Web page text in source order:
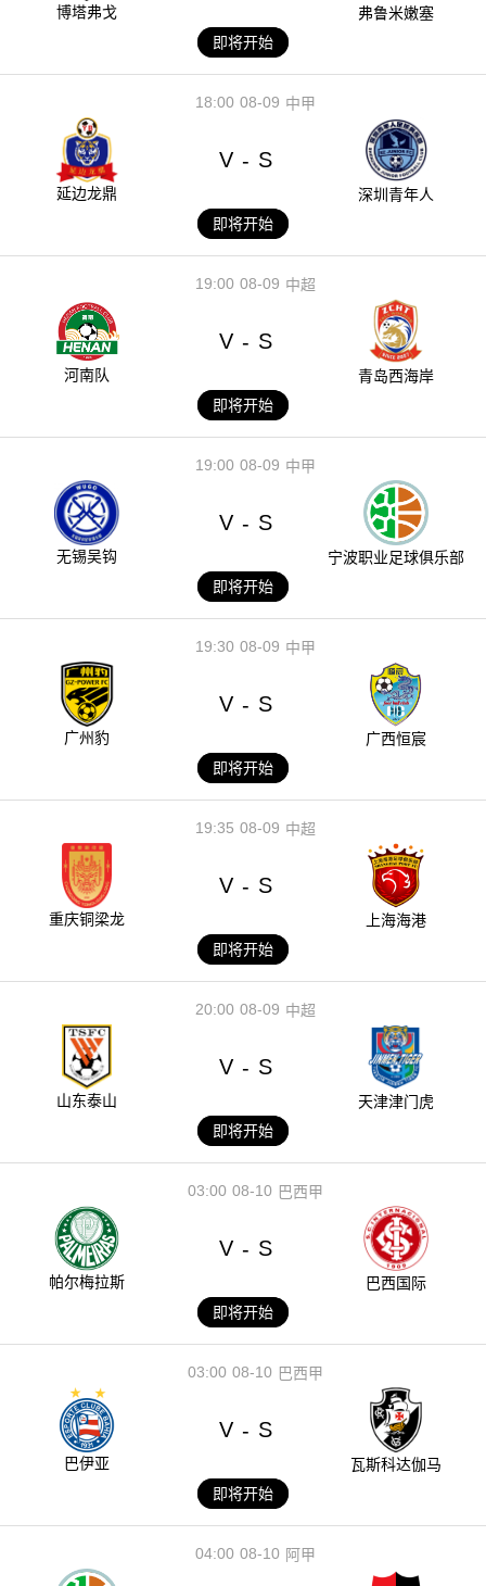
博塔弗戈
弗鲁米嫩塞
即将开始
08-09
18:00 中甲
延边龙鼎
V - S
深圳青年人
即将开始
08-09
19:00 中超
河南队
V - S
青岛西海岸
即将开始
08-09
19:00 中甲
无锡吴钩
V - S
宁波职业足球俱乐部
即将开始
08-09
19:30 中甲
广州豹
V - S
广西恒宸
即将开始
08-09
19:35 中超
重庆铜梁龙
V - S
上海海港
即将开始
08-09
20:00 中超
山东泰山
V - S
天津津门虎
即将开始
08-10
03:00 巴西甲
帕尔梅拉斯
V - S
巴西国际
即将开始
08-10
03:00 巴西甲
巴伊亚
V - S
瓦斯科达伽马
即将开始
08-10
04:00 阿甲